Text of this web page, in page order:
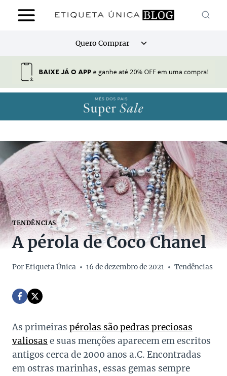
para
Quero Comprar
Alternar
TENDÊNCIAS
A pérola de Coco Chanel
PorEtiqueta Única 16 de dezembro de 2021 Tendências
As primeiras pérolas são pedras preciosas
valiosas e suas menções aparecem em escritos
antigos cerca de 2000 anos a.C. Encontradas
em ostras marinhas, essas gemas sempre